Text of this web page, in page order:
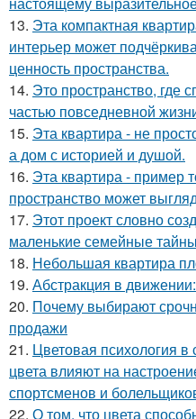
13. Эта компактная
интерьер может
ценность пространства.
14. Это пространство, где
частью повседневной
15. Эта квартира - не
а дом с историей и душой.
16. Эта квартира - пример
пространство может
17. Этот проект словно
маленькие семейные
18. Небольшая квартира
19. Абстракция в
20. Почему выбирают
продажи
21. Цветовая психология в
цвета влияют на
спортсменов и
22. О том, что цвета